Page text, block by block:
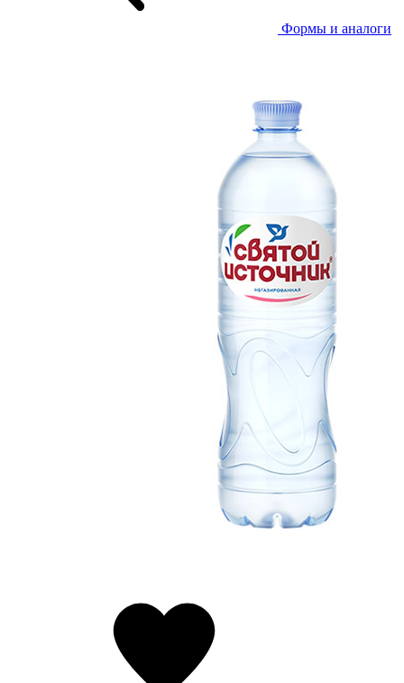
Формы и аналоги